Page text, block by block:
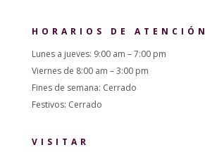
HORARIOS DE ATENCIÓN
Lunes a jueves: 9:00 am – 7:00 pm
Viernes de 8:00 am – 3:00 pm
Fines de semana: Cerrado
Festivos: Cerrado
VISITAR